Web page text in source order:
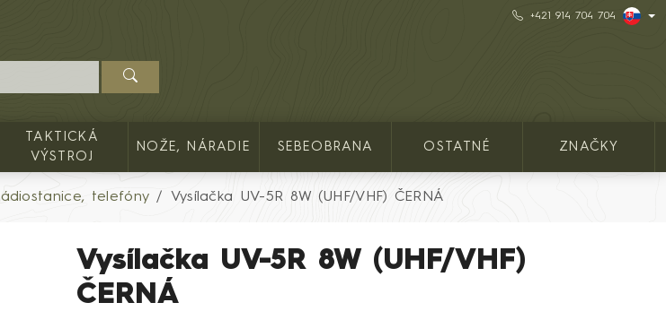
+421 914 704 704
TAKTICKÁ
VÝSTROJ
NOŽE, NÁRADIE SEBEOBRANA OSTATNÉ ZNAČKY
telefóny Vysílačka UV-5R 8W (UHF/VHF) ČERNÁ
Vysílačka UV-5R 8W (UHF/VHF)
ČERNÁ